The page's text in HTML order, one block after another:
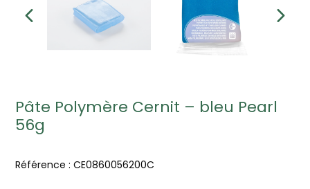
Pâte Polymère Cernit – bleu Pearl
56g
Référence : CE0860056200C